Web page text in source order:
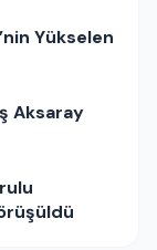
Yükselen
Aksaray